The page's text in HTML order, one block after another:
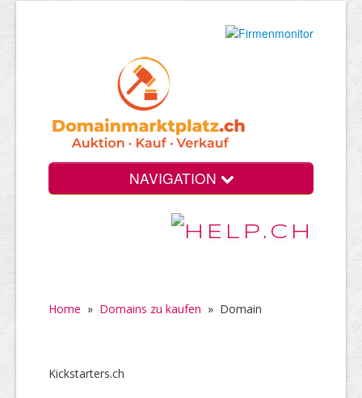
NAVIGATION
Home » Domains zu kaufen » Domain
Kickstarters.ch